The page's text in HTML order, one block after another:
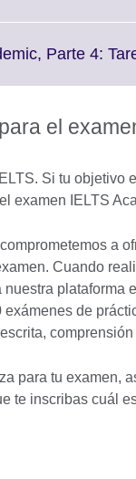
Parte 4:
el
Si tu objetivo
examen IELTS
a
Cuando
plataforma
exámenes de
para tu examen,
te inscribas cuál